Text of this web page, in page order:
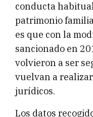
conducta
patrimonio
es que con la
sancionado en
volvieron a ser
vuelvan a
jurídicos.
Los datos